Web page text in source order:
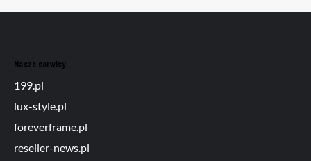
Nasze serwisy
199.pl
lux-style.pl
foreverframe.pl
reseller-news.pl